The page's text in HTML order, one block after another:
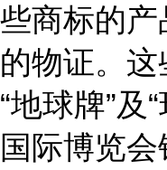
商标的
物证。
地球牌”及
际博览会